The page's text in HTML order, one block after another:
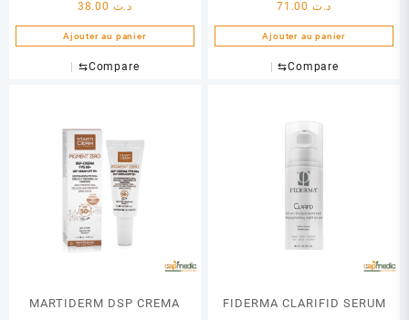
د.ت
Ajouter au panier
⇆Compare
د.ت
Ajouter au panier
⇆Compare
MARTIDERM DSP CREMA
FIDERMA CLARIFID SERUM